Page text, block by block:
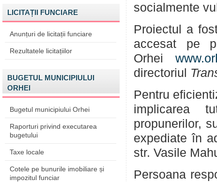
LICITAȚII FUNCIARE
Anunțuri de licitații funciare
Rezultatele licitațiilor
BUGETUL MUNICIPIULUI
ORHEI
Bugetul municipiului Orhei
Raporturi privind executarea
bugetului
Taxe locale
Cotele pe bunurile imobiliare și
impozitul funciar
socialmente
Proiectul a
accesat pe
Orhei
directoriul
Pentru
implicarea
propunerilor,
expediate în
str. Vasile
Persoana